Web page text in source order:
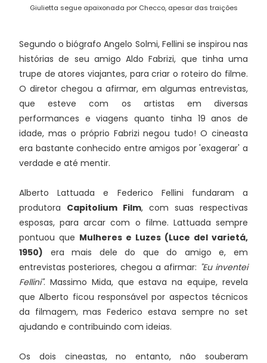
Giulietta segue apaixonada por Checco, apesar das traições
Segundo o biógrafo Angelo Solmi, Fellini se inspirou nas
histórias de seu amigo Aldo Fabrizi, que tinha uma
trupe de atores viajantes, para criar o roteiro do filme.
O diretor chegou a afirmar, em algumas entrevistas,
que esteve com os artistas em diversas
performances e viagens quanto tinha 19 anos de
idade, mas o próprio Fabrizi negou tudo! O cineasta
era bastante conhecido entre amigos por 'exagerar' a
verdade e até mentir.
Alberto Lattuada e Federico Fellini fundaram a
produtora Capitolium Film, com suas respectivas
esposas, para arcar com o filme. Lattuada sempre
pontuou que Mulheres e Luzes (Luce del varietá,
1950) era mais dele do que do amigo e, em
entrevistas posteriores, chegou a afirmar: "Eu inventei
Fellini". Massimo Mida, que estava na equipe, revela
que Alberto ficou responsável por aspectos técnicos
da filmagem, mas Federico estava sempre no set
ajudando e contribuindo com ideias.
Os dois cineastas, no entanto, não souberam